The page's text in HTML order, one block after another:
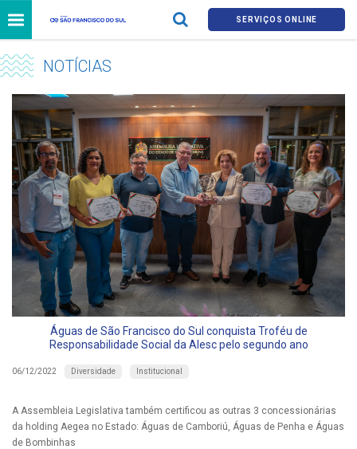
SERVIÇOS ONLINE
NOTÍCIAS
Águas de São Francisco do Sul conquista Troféu de
Responsabilidade Social da Alesc pelo segundo ano
06/12/2022 Diversidade Institucional
A Assembleia Legislativa também certificou as outras 3 concessionárias
da holding Aegea no Estado: Águas de Camboriú, Águas de Penha e Águas
de Bombinhas